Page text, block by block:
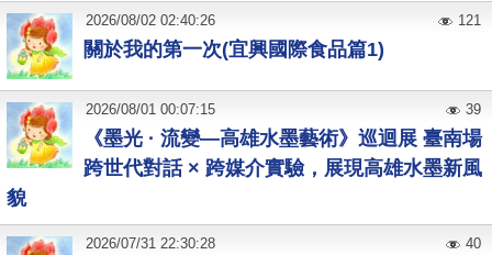
關於我的第一次(宜興國際食品篇1)
2026/08/02 02:40:26 121
《墨光 · 流變—高雄水墨藝術》巡迴展 臺南場
跨世代對話 × 跨媒介實驗，展現高雄水墨新風
貌
2026/08/01 00:07:15 39
2026/07/31 22:30:28 40